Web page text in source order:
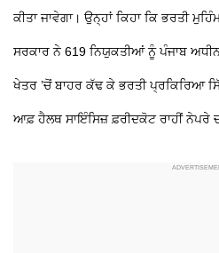
ਕੀਤਾ ਜਾਵੇਗਾ। ਉਨ੍ਹਾਂ ਕਿਹਾ ਕਿ ਭਰਤੀ
ਸਰਕਾਰ ਨੇ 619 ਨਿਯੁਕਤੀਆਂ ਨੂੰ ਪੰਜਾਬ
ਖੇਤਰ ’ਚੋਂ ਬਾਹਰ ਕੱਢ ਕੇ ਭਰਤੀ ਪ੍ਰਕਿਰਿਆ
ਆਫ਼ ਹੈਲਥ ਸਾਇੰਸਿਜ਼ ਫ਼ਰੀਦਕੋਟ ਰਾਹੀਂ ਨੇਪਰੇ